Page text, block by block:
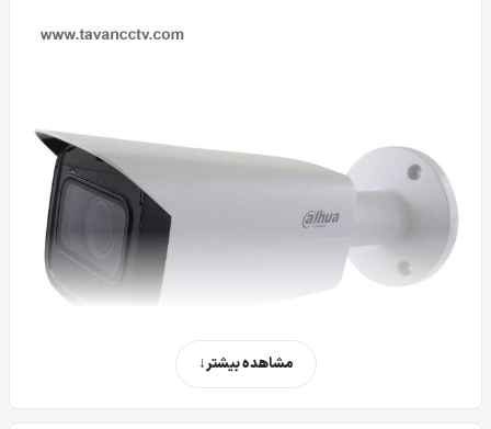
مشاهده بیشتر